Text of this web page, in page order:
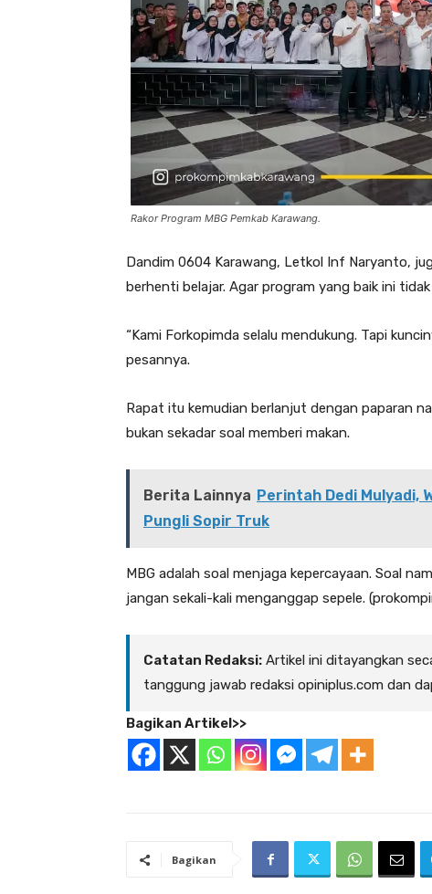
Rakor Program MBG Pemkab Karawang.
Dandim 0604 Karawang, Letkol Inf Naryanto,
berhenti belajar. Agar program yang baik ini
“Kami Forkopimda selalu mendukung. Tapi
pesannya.
Rapat itu kemudian berlanjut dengan paparan
bukan sekadar soal memberi makan.
Berita Lainnya Perintah Dedi Mulyadi,
Pungli Sopir Truk
MBG adalah soal menjaga kepercayaan. Soal
jangan sekali-kali menganggap sepele.
Catatan Redaksi: Artikel ini ditayangkan
tanggung jawab redaksi opiniplus.com dan
Bagikan Artikel>>
Bagikan